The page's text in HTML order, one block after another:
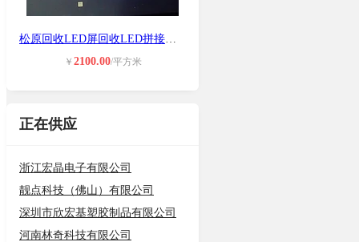
松原回收LED屏回收LED拼接屏维修联系
￥ 2100.00/平方米
正在供应
浙江宏晶电子有限公司
靓点科技（佛山）有限公司
深圳市欣宏基塑胶制品有限公司
河南林奇科技有限公司